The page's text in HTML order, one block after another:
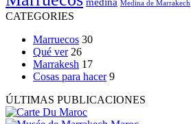
medina Medina de Marrakech
CATEGORIES
Marruecos 30
Qué ver 26
Marrakesh 17
Cosas para hacer 9
ÚLTIMAS PUBLICACIONES